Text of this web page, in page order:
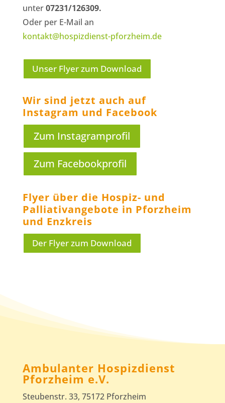
unter07231/126309.
Oder per E-Mail an
kontakt@hospizdienst-pforzheim.de
Unser Flyer zum Download
Wir sind jetzt auch auf
Instagram und Facebook
Zum Instagramprofil
Zum Facebookprofil
Flyer über die Hospiz- und
Palliativ­­angebote in Pforzheim
und Enzkreis
Der Flyer zum Download
Ambulanter Hospizdienst
Pforzheim e.V.
Steubenstr. 33, 75172 Pforzheim